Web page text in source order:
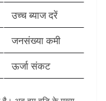
उच्च ब्याज दरें
जनसंख्या कमी
ऊर्जा संकट